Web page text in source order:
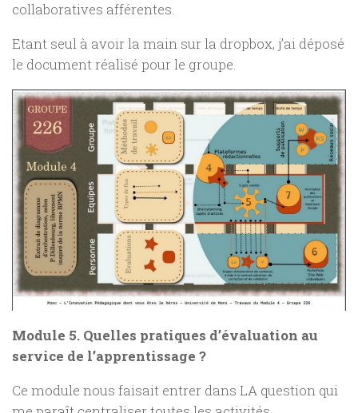
collaboratives afférentes.
Etant seul à avoir la main sur la dropbox, j’ai déposé
le document réalisé pour le groupe.
Module 5. Quelles pratiques d’évaluation au
service de l’apprentissage ?
Ce module nous faisait entrer dans LA question qui